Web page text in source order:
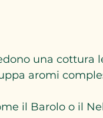
una cottura
aromi
il Barolo o il